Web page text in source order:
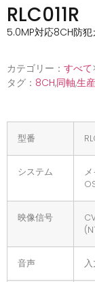
RLC011R
5.0MP対応8CH防犯
カテゴリー： すべて
タグ： 8CH,同軸,生
型番
システム
映像信号
音声